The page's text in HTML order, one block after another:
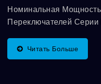
Номинальная
Переключателей
Читать Больше